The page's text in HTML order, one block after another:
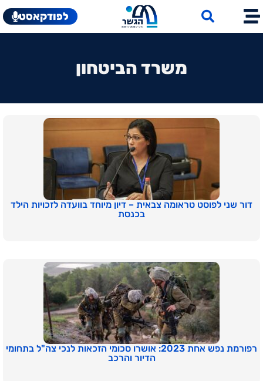
לפודקאסט
משרד הביטחון
דור שני לפוסט טראומה צבאית – דיון מיוחד בוועדה לזכויות הילד
בכנסת
רפורמת נפש אחת 2023: אושרו סכומי הזכאות לנכי צה"ל בתחומי
הדיור והרכב